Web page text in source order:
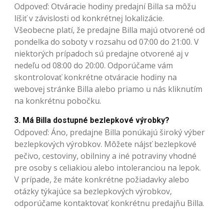
Odpoveď: Otváracie hodiny predajní Billa sa môžu
líšiť v závislosti od konkrétnej lokalizácie.
Všeobecne platí, že predajne Billa majú otvorené od
pondelka do soboty v rozsahu od 07:00 do 21:00. V
niektorých prípadoch sú predajne otvorené aj v
nedeľu od 08:00 do 20:00. Odporúčame vám
skontrolovať konkrétne otváracie hodiny na
webovej stránke Billa alebo priamo u nás kliknutím
na konkrétnu pobočku.
3. Má Billa dostupné bezlepkové výrobky?
Odpoveď: Áno, predajne Billa ponúkajú široký výber
bezlepkových výrobkov. Môžete nájsť bezlepkové
pečivo, cestoviny, obilniny a iné potraviny vhodné
pre osoby s celiakiou alebo intoleranciou na lepok.
V prípade, že máte konkrétne požiadavky alebo
otázky týkajúce sa bezlepkových výrobkov,
odporúčame kontaktovať konkrétnu predajňu Billa.